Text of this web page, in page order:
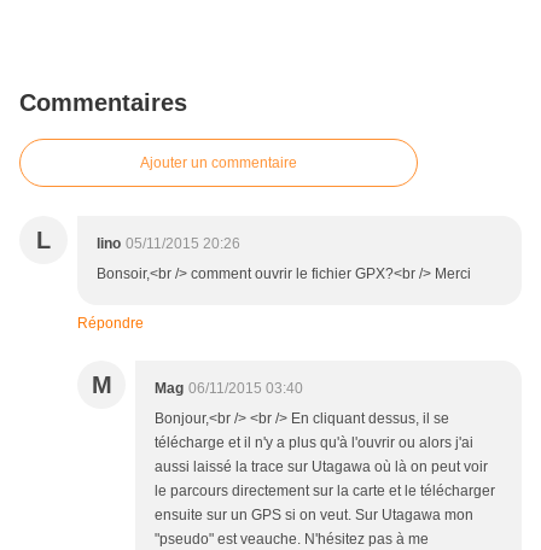
Commentaires
Ajouter un commentaire
L lino 05/11/2015 20:26
Bonsoir,<br /> comment ouvrir le fichier GPX?<br /> Merci
Répondre
M Mag 06/11/2015 03:40
Bonjour,<br /> <br /> En cliquant dessus, il se
télécharge et il n'y a plus qu'à l'ouvrir ou alors j'ai
aussi laissé la trace sur Utagawa où là on peut voir
le parcours directement sur la carte et le télécharger
ensuite sur un GPS si on veut. Sur Utagawa mon
"pseudo" est veauche. N'hésitez pas à me